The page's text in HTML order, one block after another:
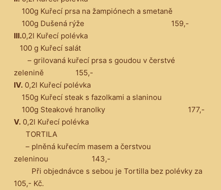
100g Kuřecí prsa na žampiónech a smetaně
100g Dušená rýže 159,-
III.0,2l Kuřecí polévka
100 g Kuřecí salát
– grilovaná kuřecí prsa s goudou v čerstvé
zelenině 155,-
IV. 0,2l Kuřecí polévka
150g Kuřecí steak s fazolkami a slaninou
100g Steakové hranolky 177,-
V. 0,2l Kuřecí polévka
TORTILA
– plněná kuřecím masem a čerstvou
zeleninou 143,-
Při objednávce s sebou je Tortilla bez polévky za
105,- Kč.